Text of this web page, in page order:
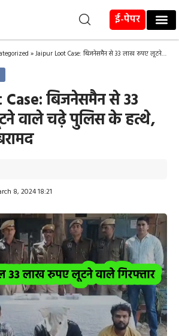
ई-पेपर
»Jaipur Loot Case: बिजनेसमैन से 33 लाख रुपए लूटने वाले चढ़े पुलिस के हत्थे, 10 लाख हुए बरामद
बिजनेसमैन से 33
वाले चढ़े पुलिस के हत्थे,
8, 2024 18:21